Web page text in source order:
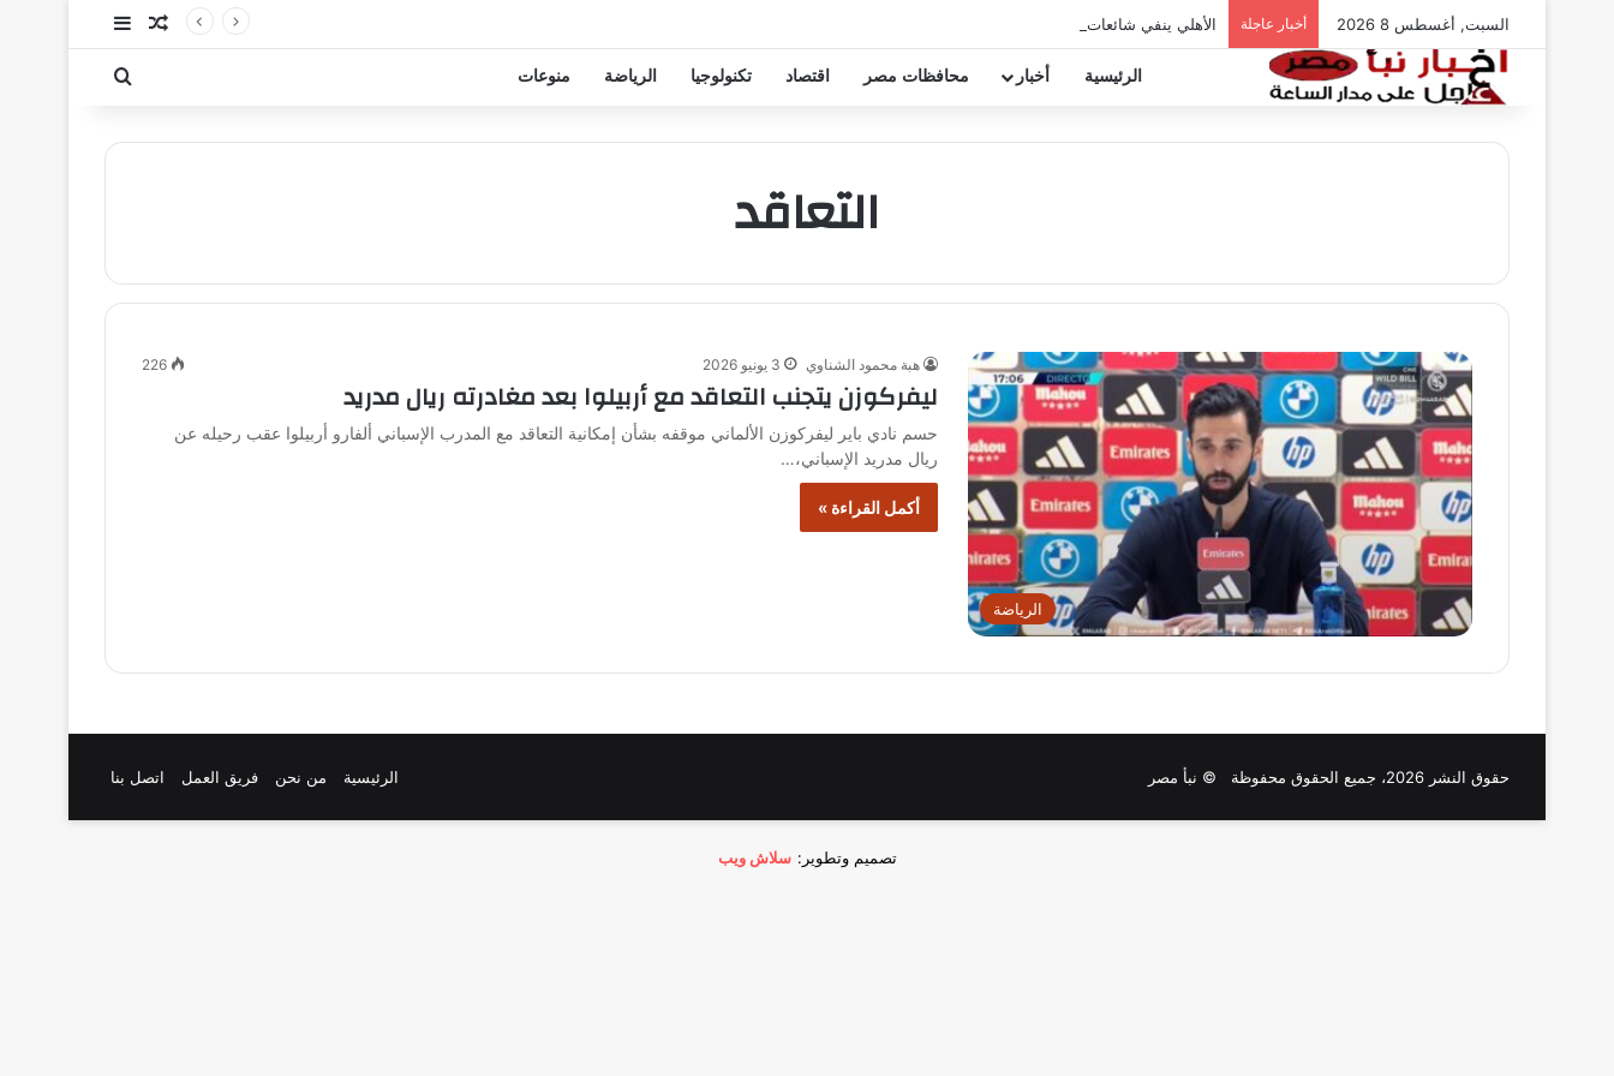
السبت, أغسطس 8 2026 أخبار عاجلة الأهلي ينفي شائعات تخفيض عقود زيزو والشناوي مقال عشوائي
إضافة عمود
الرئيسية أخبار محافظات مصر اقتصاد تكنولوجيا الرياضة منوعات بحث عن
التعاقد
الرياضة
هبة محمود الشناوي 3 يونيو 2026 226
ليفركوزن يتجنب التعاقد مع أربيلوا بعد مغادرته ريال مدريد
حسم نادي باير ليفركوزن الألماني موقفه بشأن إمكانية التعاقد مع المدرب الإسباني ألفارو أربيلوا عقب رحيله عن
ريال مدريد الإسباني،…
أكمل القراءة »
حقوق النشر 2026، جميع الحقوق محفوظة © نبأ مصر الرئيسية من نحن فريق العمل اتصل بنا
تصميم وتطوير: سلاش ويب